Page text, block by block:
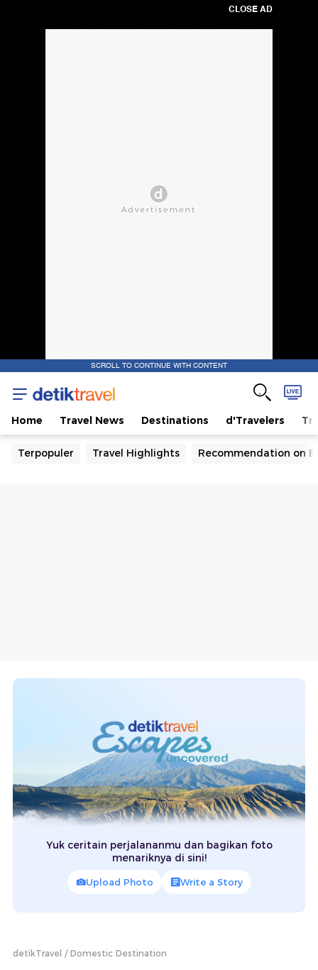
CLOSE AD
SCROLL TO CONTINUE WITH CONTENT
Home Travel News Destinations d'Travelers
Terpopuler Travel Highlights Recommendation on
Yuk ceritain perjalananmu dan bagikan foto
menariknya di sini!
Upload Photo Write a Story
detikTravel Domestic Destination